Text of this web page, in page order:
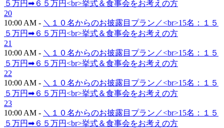
５万円➡６５万円<br>挙式＆食事会をお考えの方
20
10:00 AM - ＼１０名からのお披露目プラン／<br>15名：１５
５万円➡６５万円<br>挙式＆食事会をお考えの方
21
10:00 AM - ＼１０名からのお披露目プラン／<br>15名：１５
５万円➡６５万円<br>挙式＆食事会をお考えの方
22
10:00 AM - ＼１０名からのお披露目プラン／<br>15名：１５
５万円➡６５万円<br>挙式＆食事会をお考えの方
23
10:00 AM - ＼１０名からのお披露目プラン／<br>15名：１５
５万円➡６５万円<br>挙式＆食事会をお考えの方